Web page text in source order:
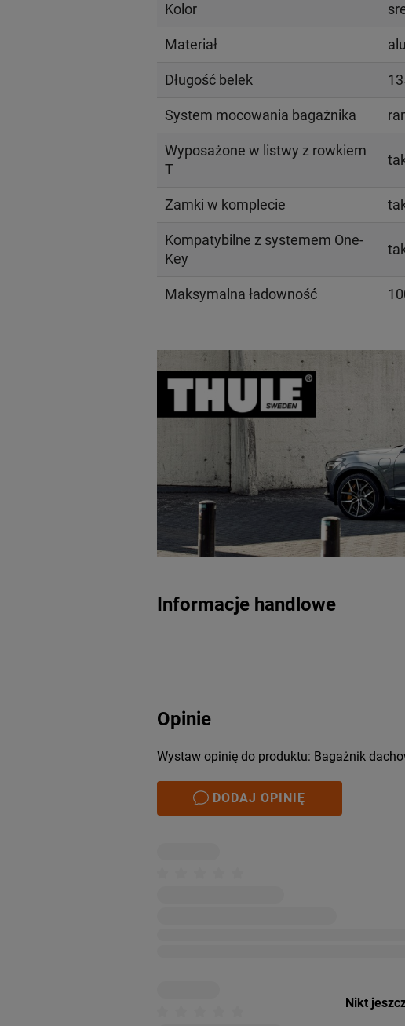
Kolor
Materiał
Długość belek
System mocowania bagażnika
Wyposażone w listwy z rowkiem
T
Zamki w komplecie
Kompatybilne z systemem One-
Key
Maksymalna ładowność
Informacje handlowe
Opinie
Wystaw opinię do produktu: Bagażnik
DODAJ OPINIĘ
Nikt